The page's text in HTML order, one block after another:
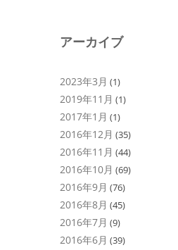
アーカイブ
2023年3月 (1)
2019年11月 (1)
2017年1月 (1)
2016年12月 (35)
2016年11月 (44)
2016年10月 (69)
2016年9月 (76)
2016年8月 (45)
2016年7月 (9)
2016年6月 (39)